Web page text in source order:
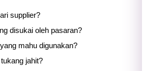
supplier?
disukai oleh pasaran?
mahu digunakan?
jahit?